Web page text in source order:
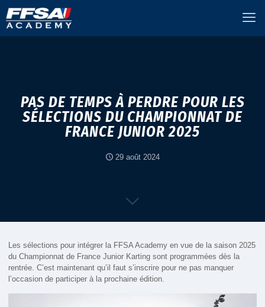
PAS DE TEMPS À PERDRE POUR LES
SÉLECTIONS DU CHAMPIONNAT DE
FRANCE JUNIOR 2025
29 août 2024
Les sélections pour intégrer la FFSA Academy en vue de la saison 2025
du Championnat de France Junior Karting sont programmées dès la
rentrée. C’est maintenant qu’il faut s’inscrire pour ne pas manquer
l’occasion de participer à la prochaine édition.